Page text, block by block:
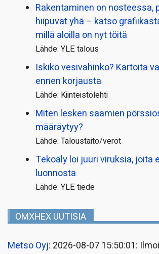
Rakentaminen on nosteessa,
hiipuvat yhä – katso
millä aloilla on nyt töitä
Lähde: YLE talous
Iskikö vesivahinko? Kartoita
ennen korjausta
Lähde: Kiinteistölehti
Miten lesken saamien
määräytyy?
Lähde: Taloustaito/verot
Tekoäly loi juuri viruksia, joita
luonnosta
Lähde: YLE tiede
OMXHEX UUTISIA
Metso Oyj: 2026-08-07 15:50:01: